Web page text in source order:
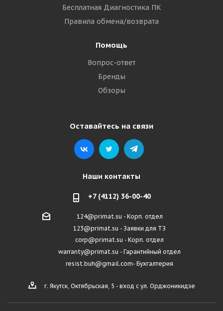
Бесплатная Диагностика ПК
Правила обмена/возврата
Помощь
Вопрос-ответ
Бренды
Обзоры
Оставайтесь на связи
Наши контакты
+7 (4112) 36-00-40
124@primat.su - Корп. отдел
123@primat.su - Заявки для ТЗ
corp@primat.su - Корп. отдел
warranty@primat.su - Гарантийный отдел
resist.buh@gmail.com- Бухгалтерия
г. Якутск, Октябрьская, 5 - вход с ул. Орджоникидзе